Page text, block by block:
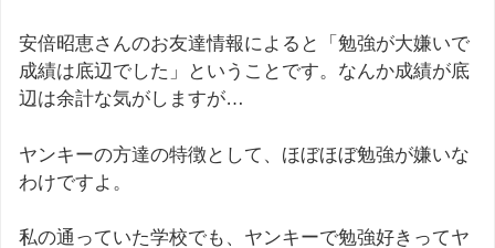
安倍昭恵さんのお友達情報によると「勉強が大嫌いで
成績は底辺でした」ということです。なんか成績が底
辺は余計な気がしますが…
ヤンキーの方達の特徴として、ほぼほぼ勉強が嫌いな
わけですよ。
私の通っていた学校でも、ヤンキーで勉強好きってヤ